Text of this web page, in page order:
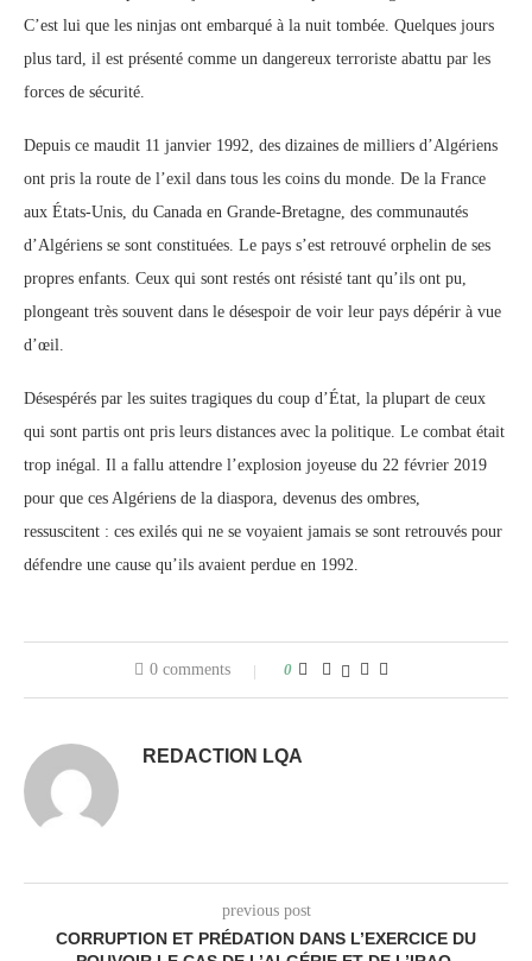
C’est lui que les ninjas ont embarqué à la nuit tombée. Quelques jours
plus tard, il est présenté comme un dangereux terroriste abattu par les
forces de sécurité.
Depuis ce maudit 11 janvier 1992, des dizaines de milliers d’Algériens
ont pris la route de l’exil dans tous les coins du monde. De la France
aux États-Unis, du Canada en Grande-Bretagne, des communautés
d’Algériens se sont constituées. Le pays s’est retrouvé orphelin de ses
propres enfants. Ceux qui sont restés ont résisté tant qu’ils ont pu,
plongeant très souvent dans le désespoir de voir leur pays dépérir à vue
d’œil.
Désespérés par les suites tragiques du coup d’État, la plupart de ceux
qui sont partis ont pris leurs distances avec la politique. Le combat était
trop inégal. Il a fallu attendre l’explosion joyeuse du 22 février 2019
pour que ces Algériens de la diaspora, devenus des ombres,
ressuscitent : ces exilés qui ne se voyaient jamais se sont retrouvés pour
défendre une cause qu’ils avaient perdue en 1992.
0 comments 0
REDACTION LQA
previous post
CORRUPTION ET PRÉDATION DANS L’EXERCICE DU